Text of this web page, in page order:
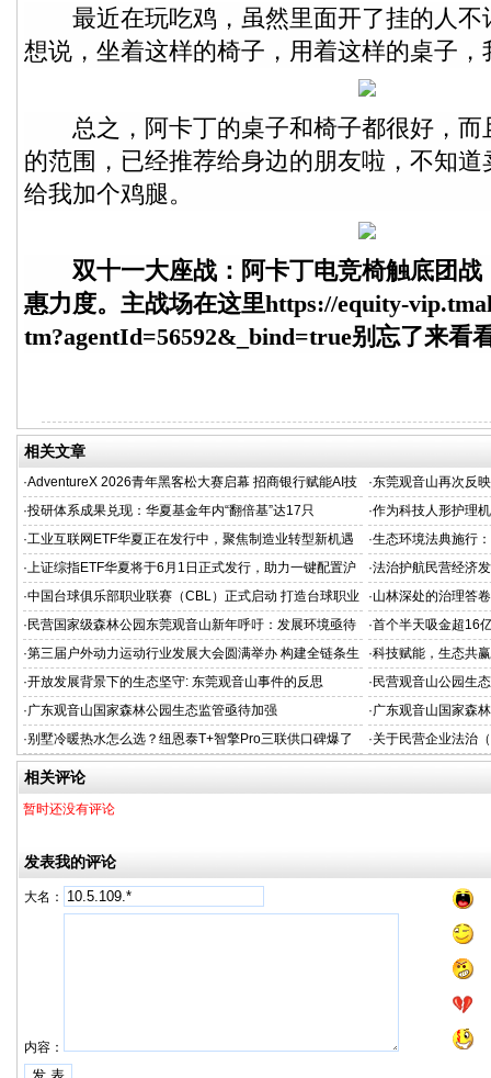
最近在玩吃鸡，虽然里面开了挂的人不
想说，坐着这样的椅子，用着这样的桌子
总之，阿卡丁的桌子和椅子都很好，而
的范围，已经推荐给身边的朋友啦，不知
给我加个鸡腿。
双十一大座战：阿卡丁电竞椅触底团
惠力度。主战场在这里https://equity-
tm?agentId=56592&_bind=true别忘了来看
相关文章
·AdventureX 2026青年黑客松大赛启幕 招商银行赋能AI技
术新生代
·东莞观音山再次反
·投研体系成果兑现：华夏基金年内“翻倍基”达17只 ·作为科技人形护理
新范式
·工业互联网ETF华夏正在发行中，聚焦制造业转型新机遇 ·生态环境法典施行
·上证综指ETF华夏将于6月1日正式发行，助力一键配置沪
市核心资产
·法治护航民营经济
担当
·中国台球俱乐部职业联赛（CBL）正式启动 打造台球职业
化发展新标杆
·山林深处的治理答
· 民营国家级森林公园东莞观音山新年呼吁：发展环境亟待
改善
·首个半天吸金超16
机构疯抢，超购逾2
·第三届户外动力运动行业发展大会圆满举办 构建全链条生
态闭环，开启户外动力运动黄金时代
·科技赋能，生态共
业空调新标准
·开放发展背景下的生态坚守: 东莞观音山事件的反思 · 民营观音山公园生
·广东观音山国家森林公园生态监管亟待加强 ·广东观音山国家森
·别墅冷暖热水怎么选？纽恩泰T+智擎Pro三联供口碑爆了 ·关于民营企业法治
（三）
相关评论
暂时还没有评论
发表我的评论
大名：
内容：